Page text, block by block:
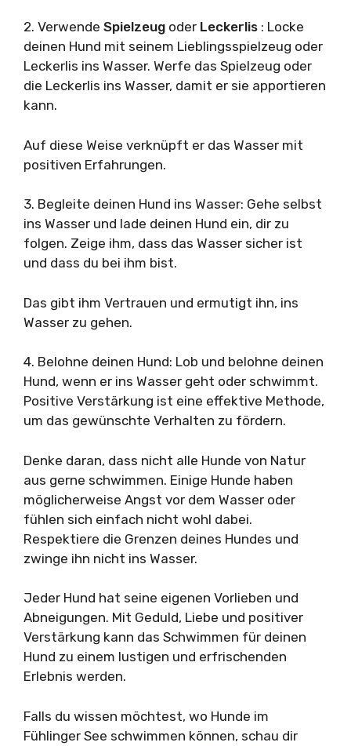
2. Verwende Spielzeug oder Leckerlis : Locke
deinen Hund mit seinem Lieblingsspielzeug oder
Leckerlis ins Wasser. Werfe das Spielzeug oder
die Leckerlis ins Wasser, damit er sie apportieren
kann.
Auf diese Weise verknüpft er das Wasser mit
positiven Erfahrungen.
3. Begleite deinen Hund ins Wasser: Gehe selbst
ins Wasser und lade deinen Hund ein, dir zu
folgen. Zeige ihm, dass das Wasser sicher ist
und dass du bei ihm bist.
Das gibt ihm Vertrauen und ermutigt ihn, ins
Wasser zu gehen.
4. Belohne deinen Hund: Lob und belohne deinen
Hund, wenn er ins Wasser geht oder schwimmt.
Positive Verstärkung ist eine effektive Methode,
um das gewünschte Verhalten zu fördern.
Denke daran, dass nicht alle Hunde von Natur
aus gerne schwimmen. Einige Hunde haben
möglicherweise Angst vor dem Wasser oder
fühlen sich einfach nicht wohl dabei.
Respektiere die Grenzen deines Hundes und
zwinge ihn nicht ins Wasser.
Jeder Hund hat seine eigenen Vorlieben und
Abneigungen. Mit Geduld, Liebe und positiver
Verstärkung kann das Schwimmen für deinen
Hund zu einem lustigen und erfrischenden
Erlebnis werden.
Falls du wissen möchtest, wo Hunde im
Fühlinger See schwimmen können, schau dir